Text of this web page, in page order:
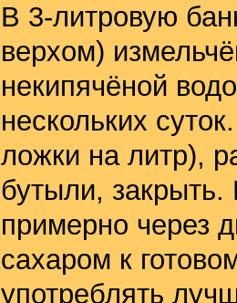
В 3-литровую
верхом)
некипячёной
нескольких
ложки на литр),
бутыли, закрыть.
примерно через
сахаром к
употреблять